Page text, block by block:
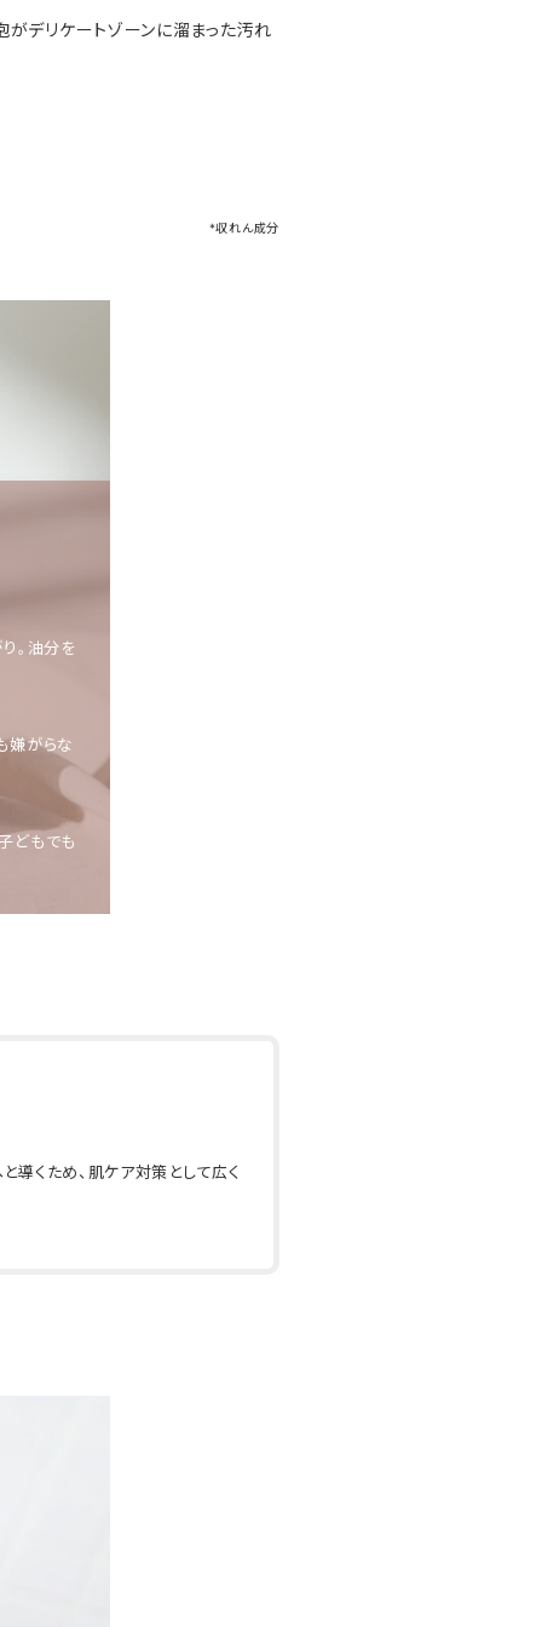
デリケートゾーンに溜まった汚れ
*収れん成分
。油分を
嫌がらな
どもでも
導くため、肌ケア対策として広く